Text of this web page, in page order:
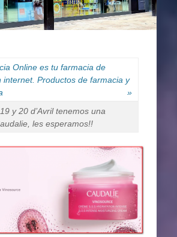
Online es tu farmacia de
internet. Productos de farmacia y
»
y 20 d’Avril tenemos una
les esperamos!!